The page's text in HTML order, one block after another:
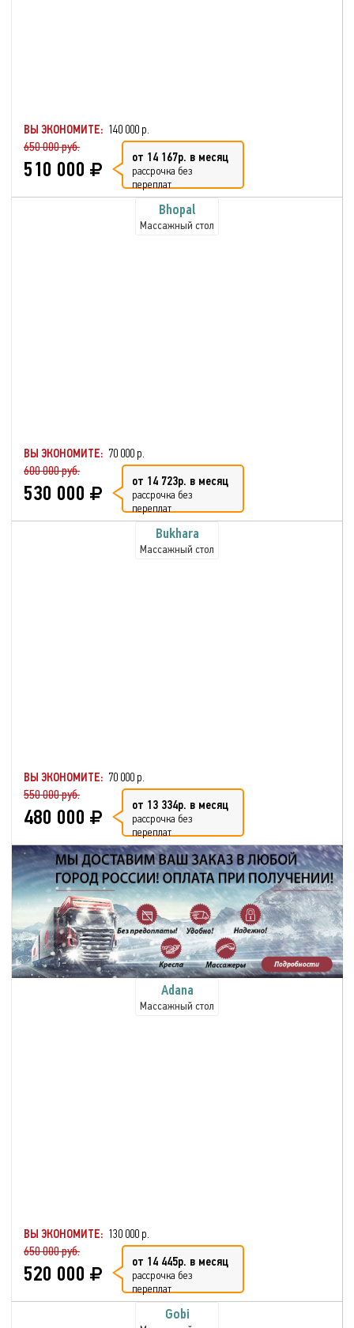
ВЫ ЭКОНОМИТЕ: 140 000 р.
650 000 руб.
510 000 от 14 167р. в месяц
рассрочка без
переплат
Bhopal
Массажный стол
ВЫ ЭКОНОМИТЕ: 70 000 р.
600 000 руб.
530 000 от 14 723р. в месяц
рассрочка без
переплат
Bukhara
Массажный стол
ВЫ ЭКОНОМИТЕ: 70 000 р.
550 000 руб.
480 000 от 13 334р. в месяц
рассрочка без
переплат
Adana
Массажный стол
ВЫ ЭКОНОМИТЕ: 130 000 р.
650 000 руб.
520 000 от 14 445р. в месяц
рассрочка без
переплат
Gobi